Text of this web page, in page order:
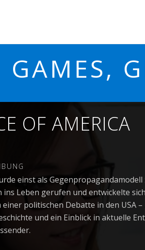
GAMES,
OF AMERICA
einst als
ins Leben gerufen und entwickelte
politischen Debatte in den USA
und ein Einblick in aktuelle